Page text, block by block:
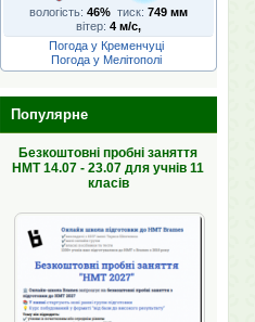
вологість: 46% тиск: 749 мм
вітер: 4 м/с,
Погода у Кременчуці
Погода у Мелітополі
Популярне
Безкоштовні пробні заняття
НМТ 14.07 - 23.07 для учнів 11
класів